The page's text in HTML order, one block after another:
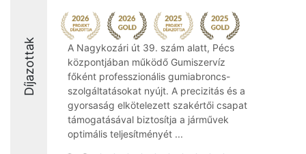
Díjazottak
A Nagykozári út 39. szám alatt, Pécs
központjában működő Gumiszervíz
főként professzionális gumiabroncs-
szolgáltatásokat nyújt. A precizitás és a
gyorsaság elkötelezett szakértői csapat
támogatásával biztosítja a járművek
optimális teljesítményét ...